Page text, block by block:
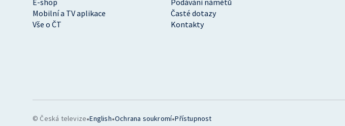
E-shop
Podávání námětů
Mobilní a TV aplikace
Časté dotazy
Vše o ČT
Kontakty
© Česká televize•English•Ochrana soukromí•Přístupnost